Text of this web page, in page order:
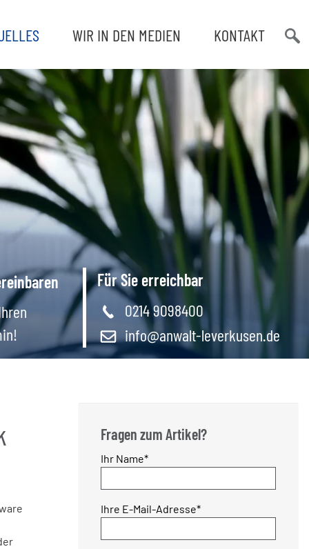
WIR IN DEN MEDIEN KONTAKT
Für Sie erreichbar
0214 9098400
info@anwalt-leverkusen.de
Fragen zum Artikel?
Pflichtfeld
Ihr Name*
Pflichtfeld
Ihre E-Mail-Adresse*